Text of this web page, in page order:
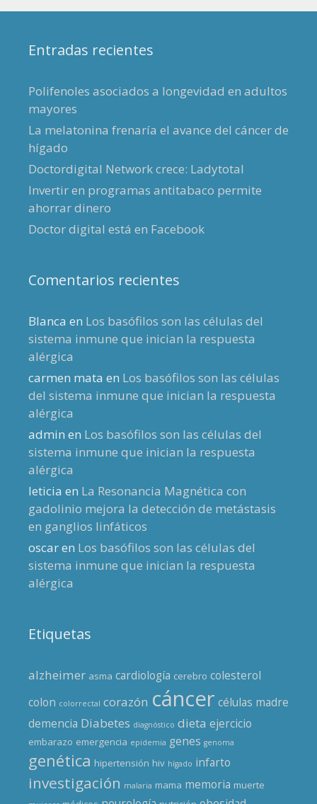
Entradas recientes
Polifenoles asociados a longevidad en adultos
mayores
La melatonina frenaría el avance del cáncer de
hígado
Doctordigital Network crece: Ladytotal
Invertir en programas antitabaco permite
ahorrar dinero
Doctor digital está en Facebook
Comentarios recientes
Blanca en Los basófilos son las células del
sistema inmune que inician la respuesta
alérgica
carmen mata en Los basófilos son las células
del sistema inmune que inician la respuesta
alérgica
admin en Los basófilos son las células del
sistema inmune que inician la respuesta
alérgica
leticia en La Resonancia Magnética con
gadolinio mejora la detección de metástasis
en ganglios linfáticos
oscaren Los basófilos son las células del
sistema inmune que inician la respuesta
alérgica
Etiquetas
alzheimer asma cardiología cerebro colesterol
colon colorrectal corazón cáncer células madre
demencia Diabetes diagnóstico dieta ejercicio
embarazo emergencia epidemia genes genoma
genética hipertensión hiv hígado infarto
investigación malaria mama memoria muerte